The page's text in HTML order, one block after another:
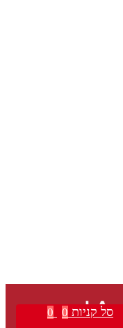
סל קניות 0
0